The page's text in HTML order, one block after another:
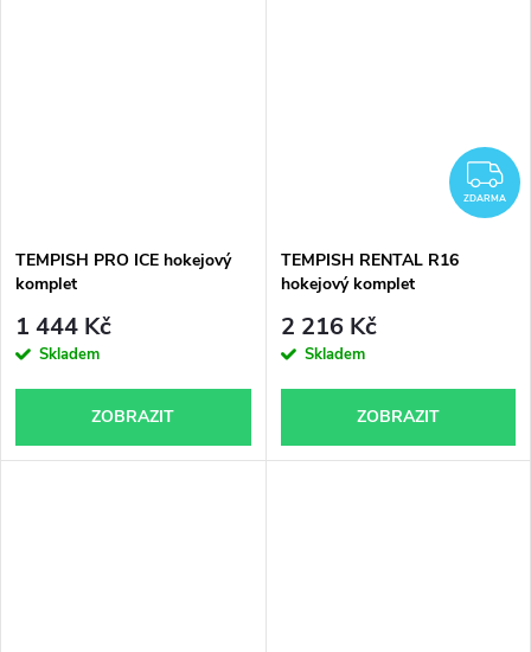
TEMPISH PRO ICE hokejový
komplet
1 444 Kč
Skladem
ZOBRAZIT
ZDARMA
TEMPISH RENTAL R16
hokejový komplet
2 216 Kč
Skladem
ZOBRAZIT